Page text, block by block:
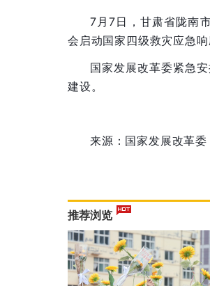
7月7日，甘肃省陇南
会启动国家四级救灾应急响
国家发展改革委紧急
建设。
来源：国家发展改革委
推荐浏览